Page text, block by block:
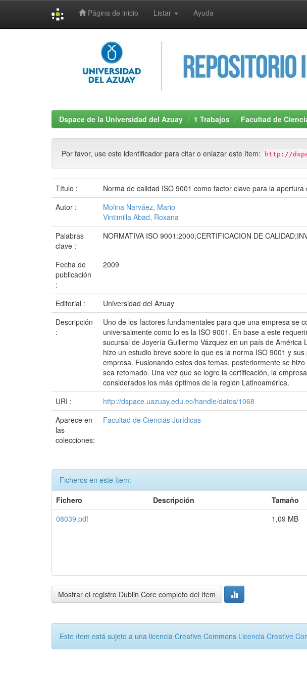
Página de inicio Listar Ayuda
Dspace de la Universidad del Azuay 1 Trabajos Facultad de
Por favor, use este identificador para citar o enlazar este ítem: http://
Título :
Norma de calidad ISO 9001 como factor clave para la
Autor :
Molina Narváez, Mario
Vintimilla Abad, Roxana
Palabras
clave :
NORMATIVA ISO 9001:2000;CERTIFICACION DE
Fecha de
publicación
:
2009
Editorial :
Universidad del Azuay
Descripción
:
Uno de los factores fundamentales para que una empresa se
universalmente como lo es la ISO 9001. En base a este
sucursal de Joyería Guillermo Vázquez en un país de
hizo un estudio breve sobre lo que es la norma ISO 9001 y
empresa. Fusionando estos dos temas, posteriormente se
sea retomado. Una vez que se logre la certificación, la
considerados los más óptimos de la región Latinoamérica.
URI :
http://dspace.uazuay.edu.ec/handle/datos/1068
Aparece en
las
colecciones:
Facultad de Ciencias Jurídicas
Ficheros en este ítem:
Fichero
Descripción Tamaño
08039.pdf
1,09 MB
Mostrar el registro Dublin Core completo del ítem
Este ítem está sujeto a una licencia Creative Commons Licencia Creative